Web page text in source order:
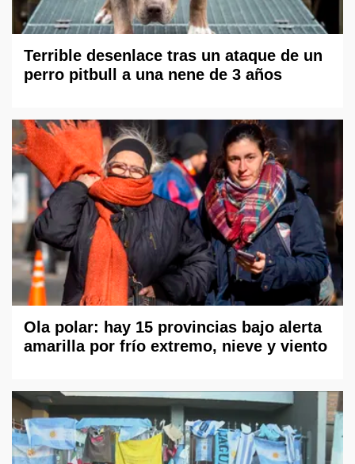
Terrible desenlace tras un ataque de un
perro pitbull a una nene de 3 años
Ola polar: hay 15 provincias bajo alerta
amarilla por frío extremo, nieve y viento